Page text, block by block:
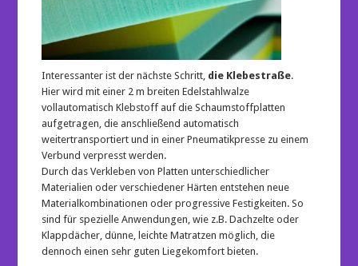
Interessanter ist der nächste Schritt, die Klebestraße.
Hier wird mit einer 2 m breiten Edelstahlwalze
vollautomatisch Klebstoff auf die Schaumstoffplatten
aufgetragen, die anschließend automatisch
weitertransportiert und in einer Pneumatikpresse zu einem
Verbund verpresst werden.
Durch das Verkleben von Platten unterschiedlicher
Materialien oder verschiedener Härten entstehen neue
Materialkombinationen oder progressive Festigkeiten. So
sind für spezielle Anwendungen, wie z.B. Dachzelte oder
Klappdächer, dünne, leichte Matratzen möglich, die
dennoch einen sehr guten Liegekomfort bieten.